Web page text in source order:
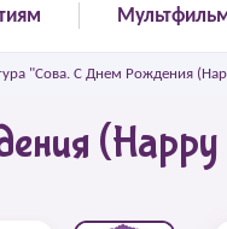
"Сова. С Днем Рождения